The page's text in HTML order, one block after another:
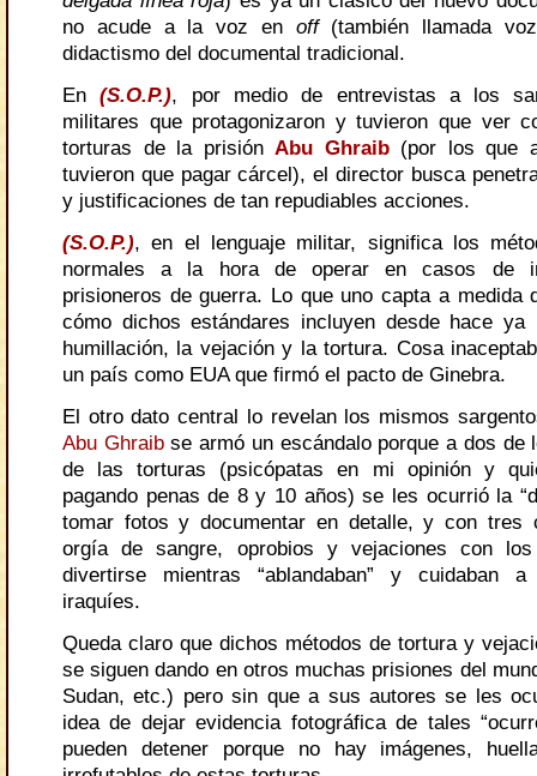
no acude a la voz en off(también llamada
didactismo del documental tradicional.
En(S.O.P.), por medio de entrevistas a los
militares que protagonizaron y tuvieron que ver
torturas de la prisión Abu Ghraib(por los que
tuvieron que pagar cárcel), el director busca
y justificaciones de tan repudiables acciones.
(S.O.P.), en el lenguaje militar, significa los
normales a la hora de operar en casos de
prisioneros de guerra. Lo que uno capta a medida
cómo dichos estándares incluyen desde hace ya
humillación, la vejación y la tortura. Cosa
un país como EUA que firmó el pacto de Ginebra.
El otro dato central lo revelan los mismos
Abu Ghraibse armó un escándalo porque a dos de
de las torturas (psicópatas en mi opinión y
pagando penas de 8 y 10 años) se les ocurrió la
tomar fotos y documentar en detalle, y con tres
orgía de sangre, oprobios y vejaciones con
divertirse mientras “ablandaban” y cuidaban
iraquíes.
Queda claro que dichos métodos de tortura y
se siguen dando en otros muchas prisiones del
Sudan, etc.) pero sin que a sus autores se les
idea de dejar evidencia fotográfica de tales
pueden detener porque no hay imágenes,